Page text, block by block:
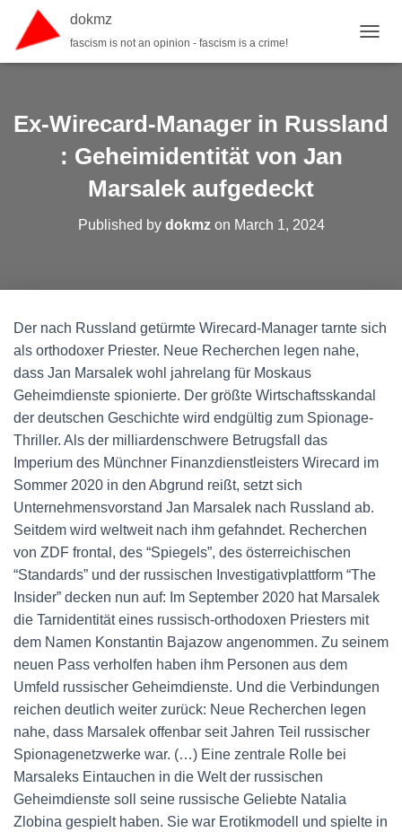
dokmz
fascism is not an opinion - fascism is a crime!
Ex-Wirecard-Manager in Russland
: Geheimidentität von Jan
Marsalek aufgedeckt
Published by dokmzon March 1, 2024
Der nach Russland getürmte Wirecard-Manager tarnte sich
als orthodoxer Priester. Neue Recherchen legen nahe,
dass Jan Marsalek wohl jahrelang für Moskaus
Geheimdienste spionierte. Der größte Wirtschaftsskandal
der deutschen Geschichte wird endgültig zum Spionage-
Thriller. Als der milliardenschwere Betrugsfall das
Imperium des Münchner Finanzdienstleisters Wirecard im
Sommer 2020 in den Abgrund reißt, setzt sich
Unternehmensvorstand Jan Marsalek nach Russland ab.
Seitdem wird weltweit nach ihm gefahndet. Recherchen
von ZDF frontal, des “Spiegels”, des österreichischen
“Standards” und der russischen Investigativplattform “The
Insider” decken nun auf: Im September 2020 hat Marsalek
die Tarnidentität eines russisch-orthodoxen Priesters mit
dem Namen Konstantin Bajazow angenommen. Zu seinem
neuen Pass verholfen haben ihm Personen aus dem
Umfeld russischer Geheimdienste. Und die Verbindungen
reichen deutlich weiter zurück: Neue Recherchen legen
nahe, dass Marsalek offenbar seit Jahren Teil russischer
Spionagenetzwerke war. (…) Eine zentrale Rolle bei
Marsaleks Eintauchen in die Welt der russischen
Geheimdienste soll seine russische Geliebte Natalia
Zlobina gespielt haben. Sie war Erotikmodell und spielte in